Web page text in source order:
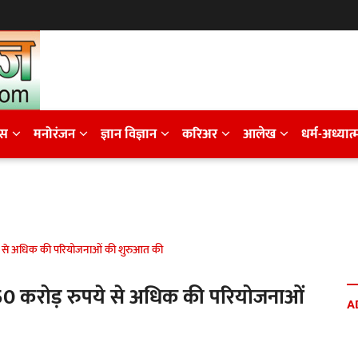
मनोरंजन ज्ञान विज्ञान करिअर आलेख धर्म-
से अधिक की परियोजनाओं की शुरुआत की
करोड़ रुपये से अधिक की परियोजनाओं